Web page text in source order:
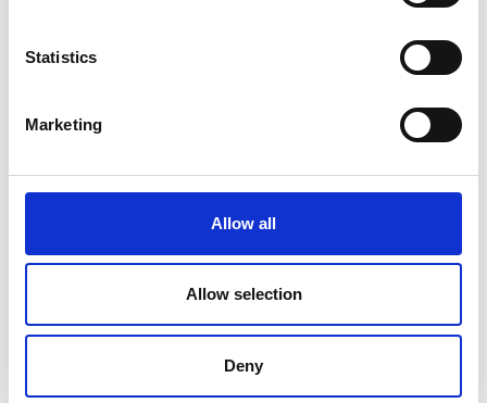
Statistics
Marketing
Allow all
Allow selection
Deny
Lire l'article